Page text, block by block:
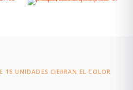
16 UNIDADES CIERRAN EL COLOR